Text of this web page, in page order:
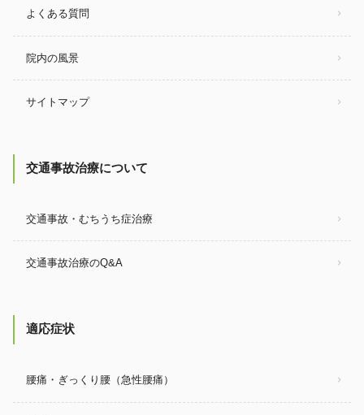
よくある質問
院内の風景
サイトマップ
交通事故治療について
交通事故・むちうち症治療
交通事故治療のQ&A
適応症状
腰痛・ぎっくり腰（急性腰痛）